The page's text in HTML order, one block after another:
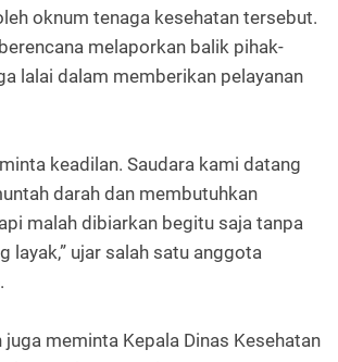
oknum tenaga kesehatan tersebut.
melaporkan balik pihak-
lalai dalam memberikan pelayanan
keadilan. Saudara kami datang
darah dan membutuhkan
malah dibiarkan begitu saja tanpa
layak,” ujar salah satu anggota
juga meminta Kepala Dinas Kesehatan